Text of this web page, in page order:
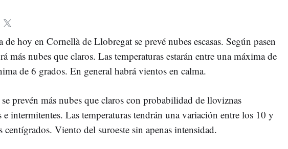
de hoy en Cornellà de Llobregat se prevé nubes escasas. Según pasen
más nubes que claros. Las temperaturas estarán entre una máxima de
de 6 grados. En general habrá vientos en calma.
se prevén más nubes que claros con probabilidad de lloviznas
e intermitentes. Las temperaturas tendrán una variación entre los 10 y
centígrados. Viento del suroeste sin apenas intensidad.